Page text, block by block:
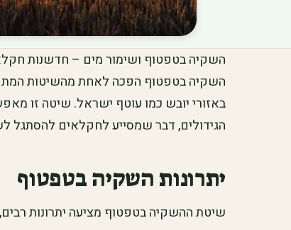
השקיה בטפטוף ושימור מים – חדשנות
השקיה בטפטוף הפכה לאחת מהשיטות
באזורי יובש כמו עוטף ישראל. שיטה זו
הגידולים, דבר שמסייע לחקלאים להסתגל
יתרונות השקיה בטפטוף
שיטת ההשקיה בטפטוף מציעה יתרונות רבים,